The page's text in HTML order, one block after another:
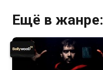
Ещё в жанре: